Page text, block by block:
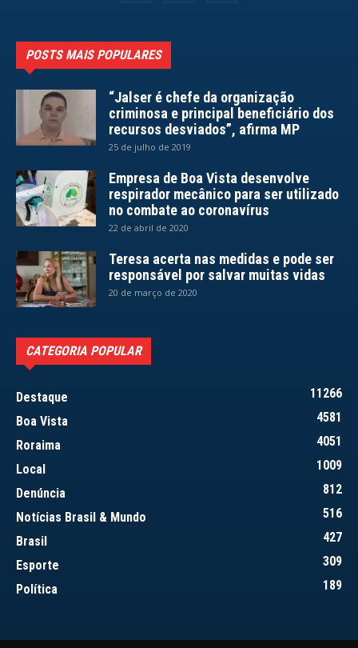
POSTS MAIS POPULARES
“Jalser é chefe da organização
criminosa e principal beneficiário dos
recursos desviados”, afirma MP
25 de julho de 2019
Empresa de Boa Vista desenvolve
respirador mecânico para ser utilizado
no combate ao coronavírus
22 de abril de 2020
Teresa acerta nas medidas e pode ser
responsável por salvar muitas vidas
20 de março de 2020
CATEGORIA POPULAR
Destaque
11266
Boa Vista
4581
Roraima
4051
Local
1009
Denúncia
812
Notícias Brasil & Mundo
516
Brasil
427
Esporte
309
Política
189